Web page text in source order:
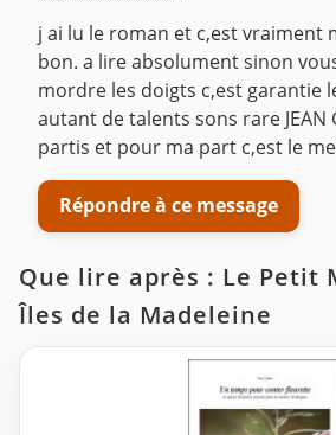
j ai lu le roman et c,est vraiment
bon. a lire absolument sinon
mordre les doigts c,est garantie
autant de talents sons rare JEAN
partis et pour ma part c,est le
Répondre à ce message
Que lire après : Le Petit
Îles de la Madeleine